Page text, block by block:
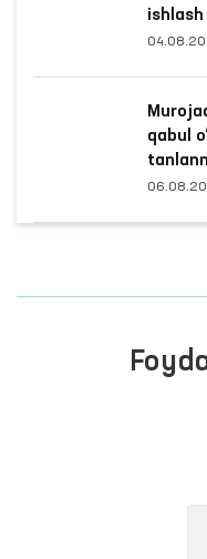
ishlash
qabul